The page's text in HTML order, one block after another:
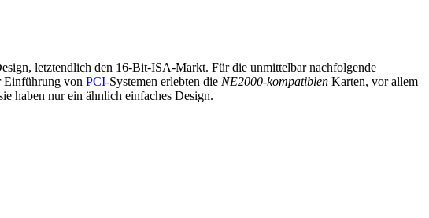
letztendlich den 16-Bit-ISA-Markt. Für die unmittelbar nachfolgende
Einführung von PCI-Systemen erlebten die NE2000-kompatiblen Karten, vor allem
haben nur ein ähnlich einfaches Design.